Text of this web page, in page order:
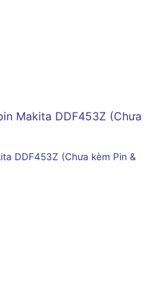
DDF453Z (Chưa kèm Pin &